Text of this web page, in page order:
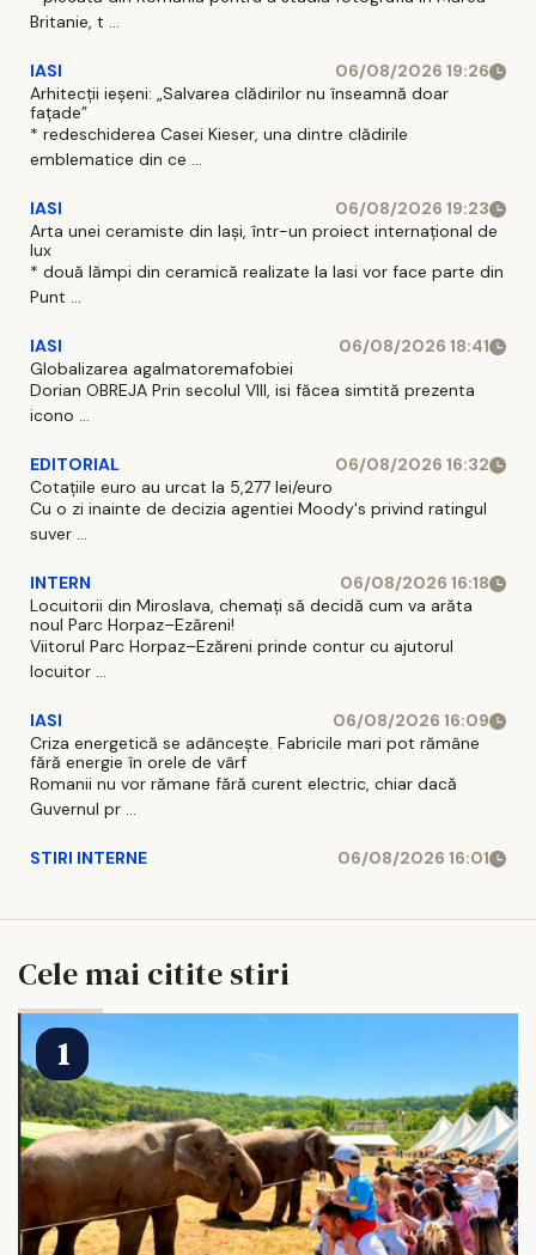
Britanie, t ...
IASI
06/08/2026 19:26
Arhitecții ieșeni: „Salvarea clădirilor nu înseamnă doar
fațade”
* redeschiderea Casei Kieser, una dintre clădirile
emblematice din ce ...
IASI
06/08/2026 19:23
Arta unei ceramiste din Iași, într-un proiect internațional de
lux
* două lămpi din ceramică realizate la Iasi vor face parte din
Punt ...
IASI
06/08/2026 18:41
Globalizarea agalmatoremafobiei
Dorian OBREJA Prin secolul VIII, isi făcea simtită prezenta
icono ...
EDITORIAL
06/08/2026 16:32
Cotațiile euro au urcat la 5,277 lei/euro
Cu o zi inainte de decizia agentiei Moody's privind ratingul
suver ...
INTERN
06/08/2026 16:18
Locuitorii din Miroslava, chemați să decidă cum va arăta
noul Parc Horpaz–Ezăreni!
Viitorul Parc Horpaz–Ezăreni prinde contur cu ajutorul
locuitor ...
IASI
06/08/2026 16:09
Criza energetică se adâncește. Fabricile mari pot rămâne
fără energie în orele de vârf
Romanii nu vor rămane fără curent electric, chiar dacă
Guvernul pr ...
STIRI INTERNE 06/08/2026 16:01
Cele mai citite stiri